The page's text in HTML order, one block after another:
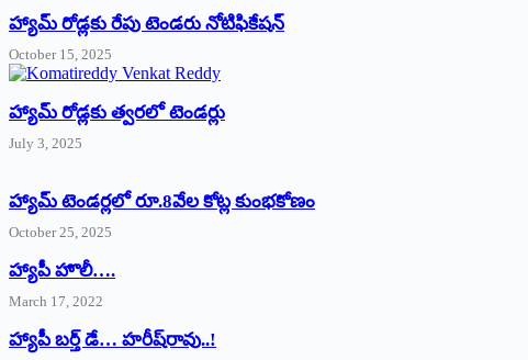
హ్యామ్‌ రోడ్లకు రేపు టెండరు నోటిఫికేషన్‌
October 15, 2025
హ్యామ్‌ రోడ్లకు త్వరలో టెండర్లు
July 3, 2025
హ్యామ్‌ ‌టెండర్లలో రూ.8వేల కోట్ల కుంభకోణం
October 25, 2025
హ్యాపీ హొలీ….
March 17, 2022
హ్యాపీ బర్త్ ‌డే… హరీష్‌రావు..!